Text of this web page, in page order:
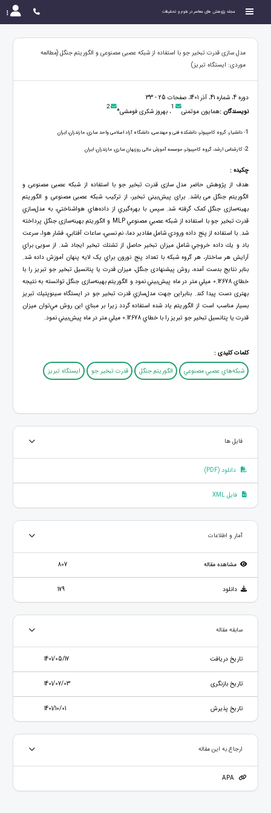
مجله پژوهش های معاصر در علوم و تحقیقات
مدل سازی قدرت تبخیر جو با استفاده از شبکه عصبی مصنوعی و الگوریتم جنگل (مطالعه
موردی: ایستگاه تبریز)
دوره 4، شماره 41، آذر 1401، صفحات 25 - 33
نویسندگان :همایون موتمنی 1، بهروز شکری فومشی* 2
1- دانشیار، گروه کامپیوتر، دانشکده فنی و مهندسی، دانشگاه آزاد اسلامی واحد ساری، مازندران، ایران
2- کارشناس ارشد، گروه کامپیوتر، موسسه آموزش عالی روزبهان ساری، مازندران، ایران
چکیده :
هدف از پژوهش حاضر مدل سازی قدرت تبخیر جو با استفاده از شبکه عصبی مصنوعی و
الگوریتم جنگل می باشد. برای پیش‌بینی تبخیر، از ترکیب شبکه عصبی مصنوعی و الگوریتم
بهینه‌سازی جنگل کمک گرفته شد. سپس با بهره‌گيري از داده‌هاي هواشناختي، به مدل‌سازي
قدرت تبخير جو با استفاده از شبكه عصبي مصنوعي MLP و الگوريتم بهینه‌سازی جنگل پرداخته
شد. با استفاده از پنج داده ورودي شامل مقادير دما، نم نسبي، ساعات آفتابي، فشار هوا، سرعت
باد و يك داده خروجي شامل ميزان تبخير حاصل از تشتك تبخير ايجاد شد. از سويی براي
آرايش هر ساختار، هر گروه شبكه با تعداد پنج نورون براي یک لايه پنهان آموزش داده شد.
بنا‌بر نتایج بدست آمده، روش پیشنهادی جنگل، ميزان قدرت يا پتانسيل تبخير جو تبريز را با
خطاي 0.12678 ميلي متر در ماه پيش‌بيني نمود و الگوریتم بهینه‌سازی جنگل توانسته به نتیجه
بهتری دست پیدا کند. بنابراين جهت مدل‌سازي قدرت تبخير جو در ايستگاه سينوپتيك تبريز
بسيار مناسب است از الگوریتم ياد شده استفاده گردد زيرا بر مبناي اين روش مي‌توان ميزان
قدرت يا پتانسيل تبخير جو تبريز را با خطاي 0.12678 ميلي متر در ماه پيش‌بيني نمود.
کلمات کلیدی :
شبكه‌هاي عصبي مصنوعي
الگوریتم جنگل قدرت تبخیر جو ایستگاه تبریز
فایل ها
دانلود (PDF)
فایل XML
آمار و اطلاعات
مشاهده مقاله 807
دانلود 179
سابقه مقاله
تاریخ دریافت 1401/05/17
تاریخ بازنگری 1401/07/03
تاریخ پذیرش 1401/10/01
ارجاع به این مقاله
APA